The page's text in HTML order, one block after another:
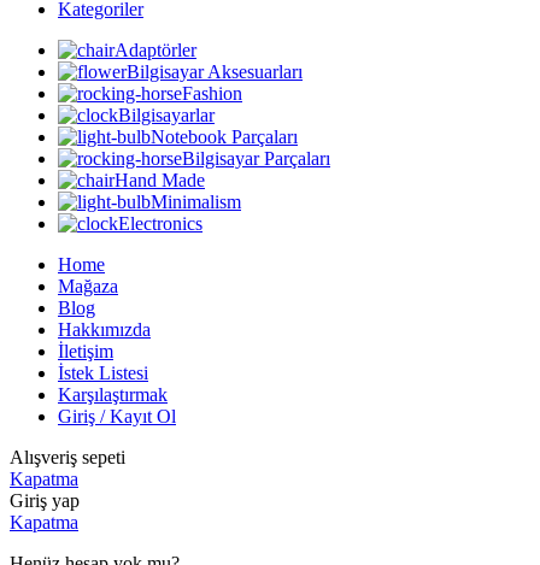
Kategoriler
Adaptörler
Bilgisayar Aksesuarları
Fashion
Bilgisayarlar
Notebook Parçaları
Bilgisayar Parçaları
Hand Made
Minimalism
Electronics
Home
Mağaza
Blog
Hakkımızda
İletişim
İstek Listesi
Karşılaştırmak
Giriş / Kayıt Ol
Alışveriş sepeti
Kapatma
Giriş yap
Kapatma